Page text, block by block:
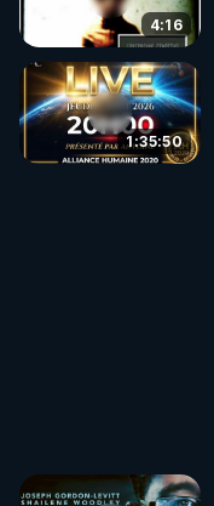
4:16
1:35:50